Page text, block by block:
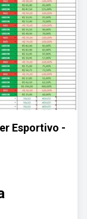
Esportivo -